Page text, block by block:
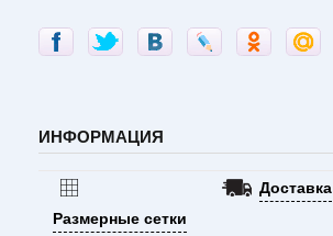
ИНФОРМАЦИЯ
Размерные сетки
Доставка